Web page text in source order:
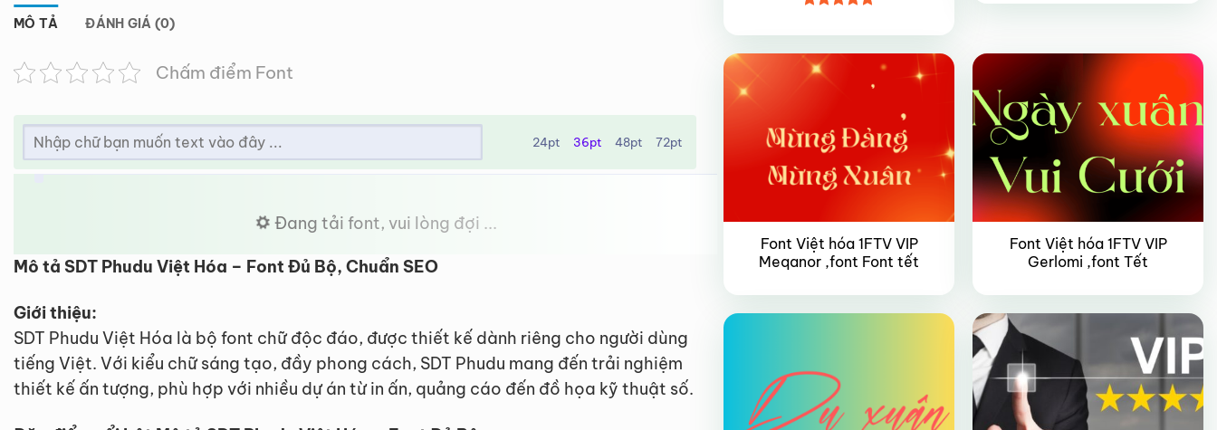
MÔ TẢ ĐÁNH GIÁ (0)
Chấm điểm Font
24pt 36pt 48pt 72pt
Đang tải font, vui lòng đợi ...
Mô tả SDT Phudu Việt Hóa – Font Đủ Bộ, Chuẩn SEO
Giới thiệu:
SDT Phudu Việt Hóa là bộ font chữ độc đáo, được thiết kế dành riêng cho người dùng
tiếng Việt. Với kiểu chữ sáng tạo, đầy phong cách, SDT Phudu mang đến trải nghiệm
thiết kế ấn tượng, phù hợp với nhiều dự án từ in ấn, quảng cáo đến đồ họa kỹ thuật số.
hạng55
VIP
Font Việt hóa 1FTV VIP
Meqanor ,font Font tết
Font Việt hóa 1FTV VIP
Gerlomi ,font Tết
VIP
Giảm giá!
VIP